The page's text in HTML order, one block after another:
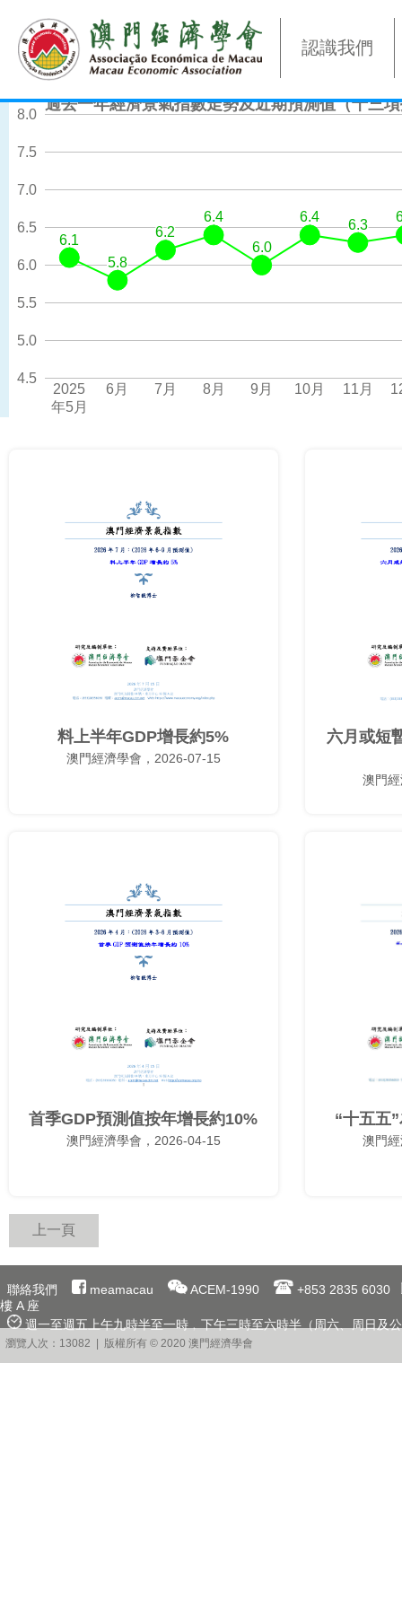
認識我們
過去一年經濟景氣指數走勢及近期預測值（十三
2025
年5月
6月 7月 8月 9月 10月 11月
4.5
5.0
5.5
6.0
6.5
7.0
7.5
8.0
6.1
6.1
5.8
5.8
6.2
6.2
6.4
6.4
6.0
6.0
6.4
6.4 6.3
6.3
料上半年GDP增長約5%
澳門經濟學會，2026-07-15
六月或短
澳門
首季GDP預測值按年增長約10%
澳門經濟學會，2026-04-15
“十五五
澳門
上一頁
聯絡我們 meamacau ACEM-1990
+853 2835 6030
樓 A 座
週一至週五上午九時半至一時﹐下午三時至六時半（周六、周日及
瀏覽人次：13082 | 版權所有 © 2020 澳門經濟學會